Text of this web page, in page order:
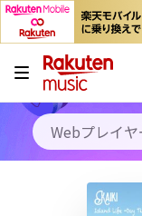
キャンペーン
料金プラン
使い方